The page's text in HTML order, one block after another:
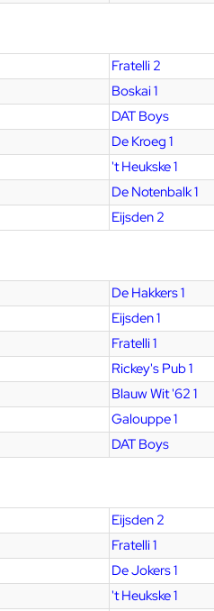
Fratelli 2
Boskai 1
DAT Boys
De Kroeg 1
't Heukske 1
De Notenbalk 1
Eijsden 2
De Hakkers 1
Eijsden 1
Fratelli 1
Rickey's Pub 1
Blauw Wit '62 1
Galouppe 1
DAT Boys
Eijsden 2
Fratelli 1
De Jokers 1
't Heukske 1